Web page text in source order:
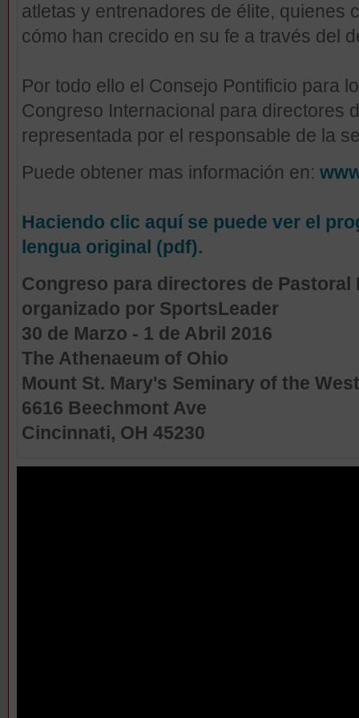
atletas y entrenadores de élite, quienes
cómo han crecido en su fe a través del
Por todo ello el Consejo Pontificio para
Congreso Internacional para directores
representada por el responsable de la
Puede obtener mas información en:
Haciendo clic aquí se puede ver el
lengua original (pdf).
Congreso para directores de Pastoral
organizado por SportsLeader
30 de Marzo - 1 de Abril 2016
The Athenaeum of Ohio
Mount St. Mary's Seminary of the West
6616 Beechmont Ave
Cincinnati, OH 45230